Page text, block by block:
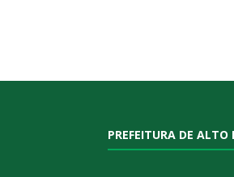
PREFEITURA DE ALTO